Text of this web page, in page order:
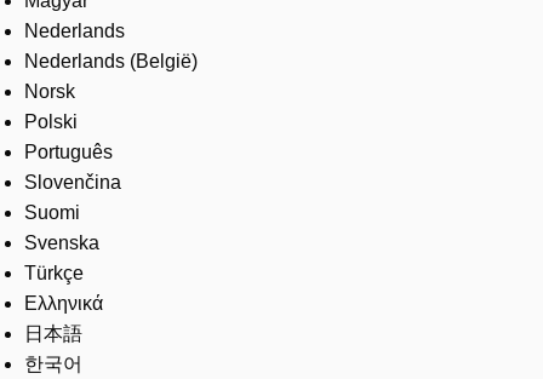
Nederlands
Nederlands (België)
Norsk
Polski
Português
Slovenčina
Suomi
Svenska
Türkçe
Ελληνικά
日本語
한국어